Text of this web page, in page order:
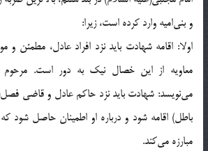
و بنى‌اميه وارد كرده است، زيرا:
اولا: اقامه شهادت بايد نزد افراد عادل، مطمئن و
معاويه از اين خصال نيك به دور است.
مى‌نويسد: شهادت بايد نزد حاكم عادل و قاضى
باطل) اقامه شود و درباره او اطمينان حاصل شود
مبارزه مى‌كند.